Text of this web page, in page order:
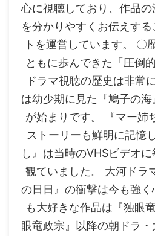
心に視聴しており、作品
を分かりやすくお伝えす
トを運営しています。 〇
ともに歩んできた「圧倒
ドラマ視聴の歴史は非常
は幼少期に見た『鳩子の
が始まりです。 『マー姉
ストーリーも鮮明に記憶
し』は当時のVHSビデオ
観ていました。 大河ドラ
の日日』の衝撃は今も強
も大好きな作品は『独眼
眼竜政宗』以降の朝ドラ